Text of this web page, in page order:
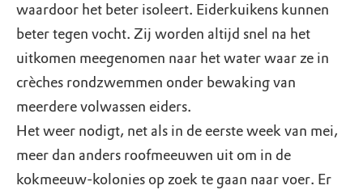
waardoor het beter isoleert. Eiderkuikens kunnen
beter tegen vocht. Zij worden altijd snel na het
uitkomen meegenomen naar het water waar ze in
crèches rondzwemmen onder bewaking van
meerdere volwassen eiders.
Het weer nodigt, net als in de eerste week van mei,
meer dan anders roofmeeuwen uit om in de
kokmeeuw-kolonies op zoek te gaan naar voer. Er